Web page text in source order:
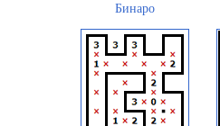
Бинаро